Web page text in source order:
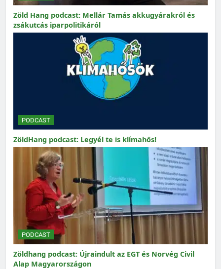
Zöld Hang podcast: Mellár Tamás akkugyárakról és
zsákutcás iparpolitikáról
PODCAST
ZöldHang podcast: Legyél te is klímahős!
PODCAST
Zöldhang podcast: Újraindult az EGT és Norvég Civil
Alap Magyarországon